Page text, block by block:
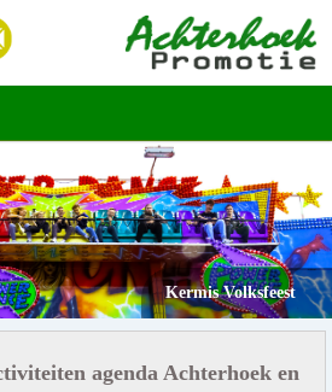
Kermis Volksfeest
agenda Achterhoek en